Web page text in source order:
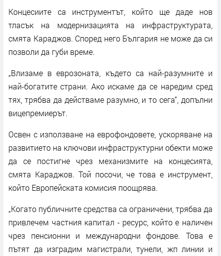
Концесиите са инструментът, който ще даде нов
тласък на модернизацията на инфраструктурата,
смята Караджов. Според него България не може да си
позволи да губи време.
„Влизаме в еврозоната, където са най-разумните и
най-богатите страни. Ако искаме да се наредим сред
тях, трябва да действаме разумно, и то сега“, допълни
вицепремиерът.
Освен с използване на еврофондовете, ускоряване на
развитието на ключови инфраструктурни обекти може
да се постигне чрез механизмите на концесията,
смята Караджов. Той посочи, че това е инструмент,
който Европейската комисия поощрява.
„Когато публичните средства са ограничени, трябва да
привлечем частния капитал - ресурс, който е наличен
чрез пенсионни и международни фондове. Това е
пътят да изградим магистрали, тунели, жп линии и